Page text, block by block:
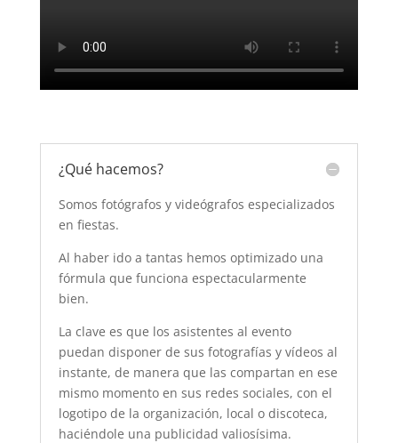
¿Qué hacemos?
Somos fotógrafos y videógrafos especializados
en fiestas.
Al haber ido a tantas hemos optimizado una
fórmula que funciona espectacularmente
bien.
La clave es que los asistentes al evento
puedan disponer de sus fotografías y vídeos al
instante, de manera que las compartan en ese
mismo momento en sus redes sociales, con el
logotipo de la organización, local o discoteca,
haciéndole una publicidad valiosísima.